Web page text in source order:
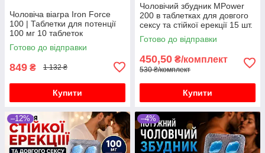
Чоловіча віагра Iron Force
100 | Таблетки для потенції
100 мг 10 таблеток
Готово до відправки
849 ₴ 1 132 ₴
Купити
Чоловічий збудник MPower
200 в таблетках для довгого
сексу та стійкої ерекції 15 шт.
Готово до відправки
450,50 ₴/комплект
530 ₴/комплект
Купити
–12% –4%